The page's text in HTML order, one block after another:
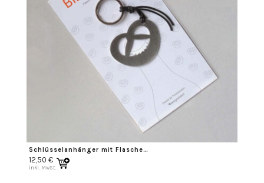
Schlüsselanhänger mit Flaschenöffner “Brezel”
12,50 €
inkl. MwSt.